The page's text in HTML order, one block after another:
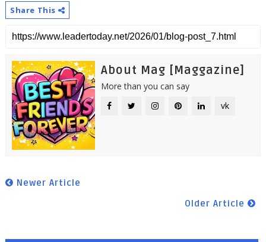
Share This
About Mag [Maggazine]
More than you can say
vk
Newer Article
Older Article